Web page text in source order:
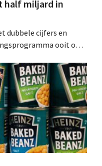
half miljard in
dubbele cijfers en
ooit om